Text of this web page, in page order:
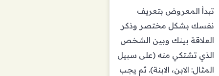
تبدأ المعروض بتعريف
نفسك بشكل مختصر وذكر
العلاقة بينك وبين الشخص
الذي تشتكي منه (على سبيل
المثال: الابن، الابنة). ثم يجب